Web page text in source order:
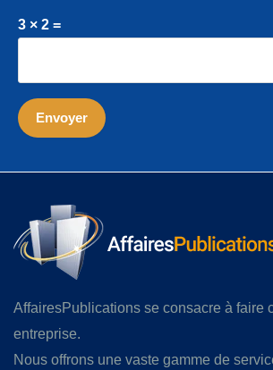
3 × 2 =
AffairesPublications se consacre à faire
entreprise.
Nous offrons une vaste gamme de